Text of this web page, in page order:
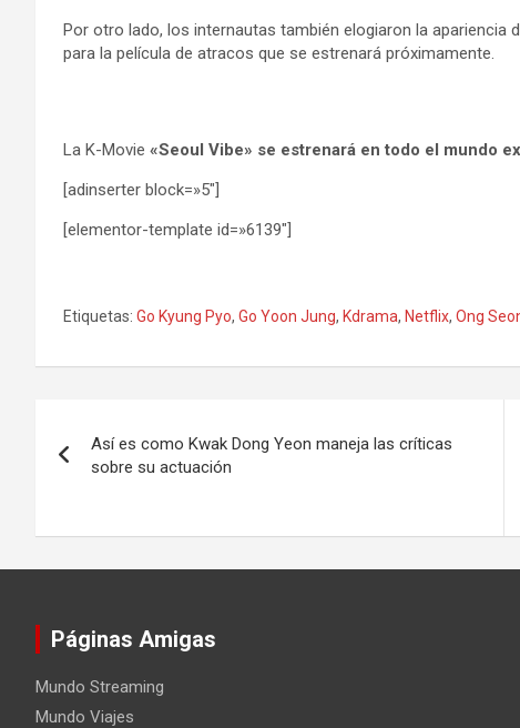
Por otro lado, los internautas también elogiaron la apariencia
para la película de atracos que se estrenará próximamente.
La K-Movie «Seoul Vibe» se estrenará en todo el mundo
[adinserter block=»5″]
[elementor-template id=»6139″]
Etiquetas: Go Kyung Pyo, Go Yoon Jung, Kdrama, Netflix, Ong
de
Así es como Kwak Dong Yeon maneja las críticas
sobre su actuación
Páginas Amigas
Mundo Streaming
Mundo Viajes